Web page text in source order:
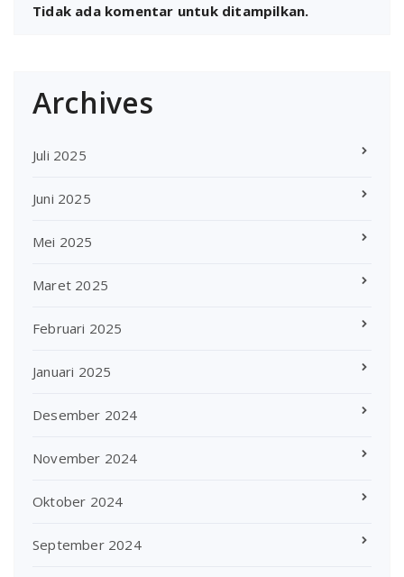
Tidak ada komentar untuk ditampilkan.
Archives
Juli 2025
Juni 2025
Mei 2025
Maret 2025
Februari 2025
Januari 2025
Desember 2024
November 2024
Oktober 2024
September 2024